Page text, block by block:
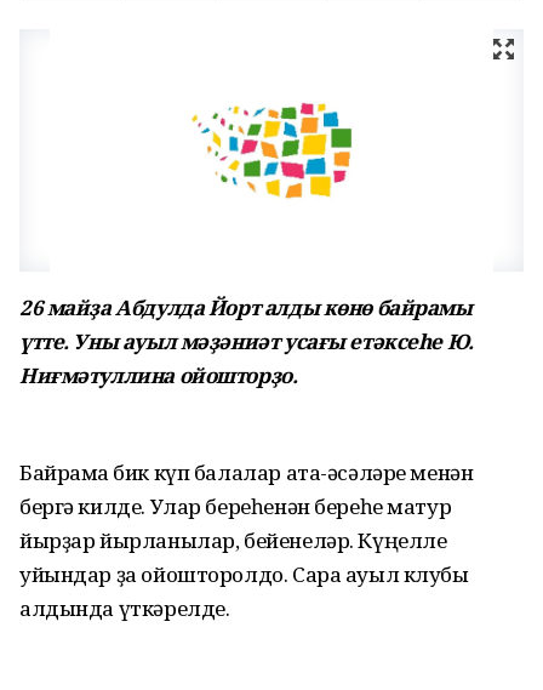
26 майҙа Абдулда Йорт алды көнө байрамы
үтте. Уны ауыл мәҙәниәт усағы етәксеһе Ю.
Ниғмәтуллина ойошторҙо.
Байрамға бик күп балалар ата-әсәләре менән
бергә килде. Улар береһенән береһе матур
йырҙар йырланылар, бейенеләр. Күңелле
уйындар ҙа ойошторолдо. Сара ауыл клубы
алдында үткәрелде.